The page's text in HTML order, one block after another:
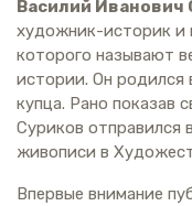
Василий Иванович
художник-историк и
которого называют
истории. Он родился
купца. Рано показав
Суриков отправился
живописи в
Впервые внимание